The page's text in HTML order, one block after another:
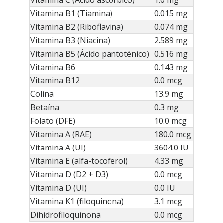
Vitamina B1 (Tiamina)
0.015 mg
Vitamina B2 (Riboflavina)
0.074 mg
Vitamina B3 (Niacina)
2.589 mg
Vitamina B5 (Ácido pantoténico) 0.516 mg
Vitamina B6
0.143 mg
Vitamina B12
0.0 mcg
Colina
13.9 mg
Betaína
0.3 mg
Folato (DFE)
10.0 mcg
Vitamina A (RAE)
180.0 mcg
Vitamina A (UI)
3604.0 IU
Vitamina E (alfa-tocoferol)
4.33 mg
Vitamina D (D2 + D3)
0.0 mcg
Vitamina D (UI)
0.0 IU
Vitamina K1 (filoquinona)
3.1 mcg
Dihidrofiloquinona
0.0 mcg